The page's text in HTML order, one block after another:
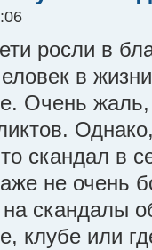
росли в
в
Очень
скандал в
не очень
на скандалы
клубе или